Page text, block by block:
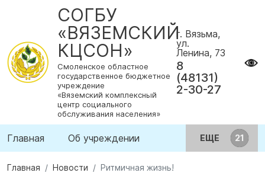
СОГБУ
«ВЯЗЕМСКИЙ
КЦСОН»
Смоленское областное
государственное бюджетное
учреждение
«Вяземский комплексный
центр социального
обслуживания населения»
г. Вязьма,
ул.
Ленина, 73
8
(48131)
2-30-27
Главная Об учреждении ЕЩЕ
Главная Новости Ритмичная жизнь!